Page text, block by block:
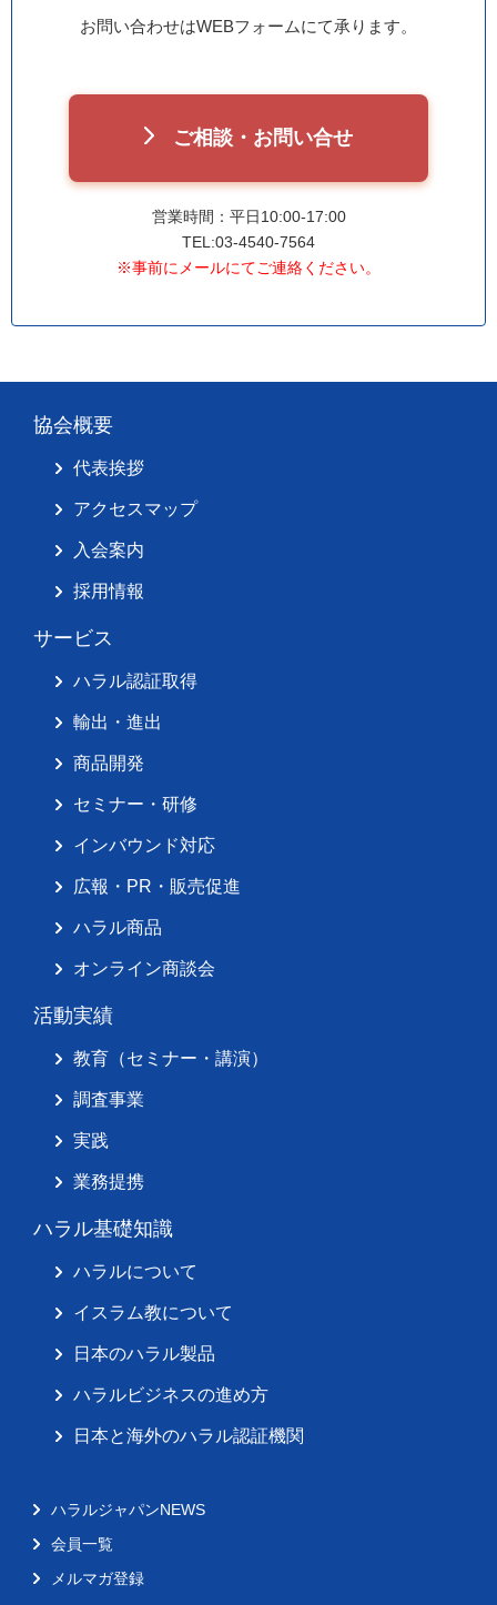
お問い合わせはWEBフォームにて承ります。
ご相談・お問い合せ
営業時間：平日10:00-17:00
TEL:03-4540-7564
※事前にメールにてご連絡ください。
協会概要
代表挨拶
アクセスマップ
入会案内
採用情報
サービス
ハラル認証取得
輸出・進出
商品開発
セミナー・研修
インバウンド対応
広報・PR・販売促進
ハラル商品
オンライン商談会
活動実績
教育（セミナー・講演）
調査事業
実践
業務提携
ハラル基礎知識
ハラルについて
イスラム教について
日本のハラル製品
ハラルビジネスの進め方
日本と海外のハラル認証機関
ハラルジャパンNEWS
会員一覧
メルマガ登録